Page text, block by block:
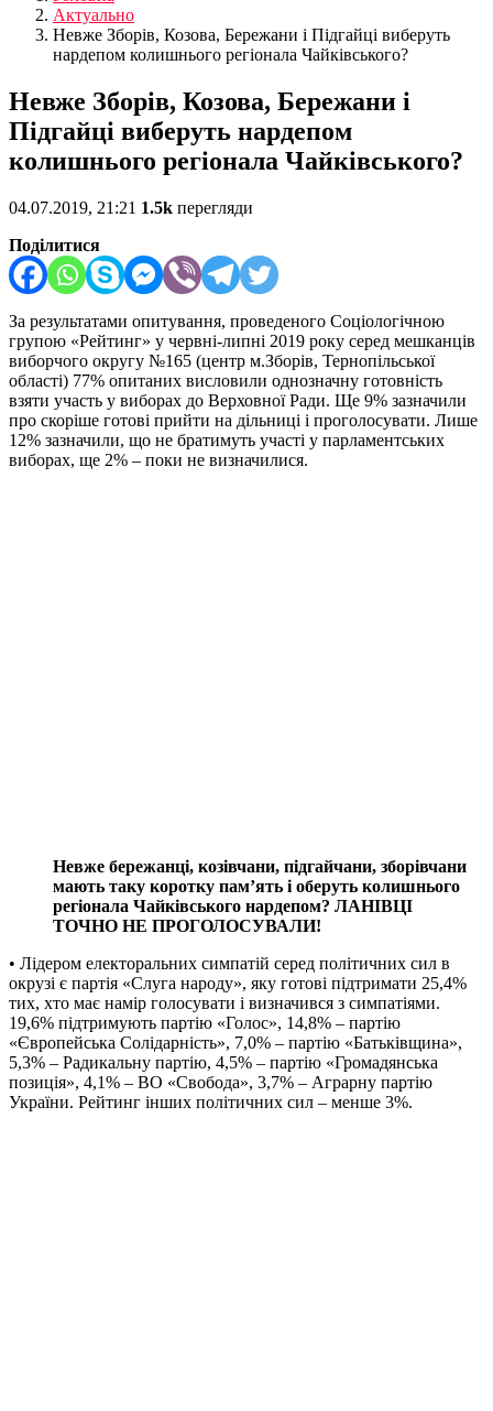
Актуально
Невже Зборів, Козова, Бережани і Підгайці виберуть
нардепом колишнього регіонала Чайківського?
Невже Зборів, Козова, Бережани і
Підгайці виберуть нардепом
колишнього регіонала Чайківського?
04.07.2019, 21:21 1.5k перегляди
Поділитися
За результатами опитування, проведеного Соціологічною
групою «Рейтинг» у червні-липні 2019 року серед мешканців
виборчого округу №165 (центр м.Зборів, Тернопільської
області) 77% опитаних висловили однозначну готовність
взяти участь у виборах до Верховної Ради. Ще 9% зазначили
про скоріше готові прийти на дільниці і проголосувати. Лише
12% зазначили, що не братимуть участі у парламентських
виборах, ще 2% – поки не визначилися.
Невже бережанці, козівчани, підгайчани, зборівчани
мають таку коротку пам’ять і оберуть колишнього
регіонала Чайківського нардепом? ЛАНІВЦІ
ТОЧНО НЕ ПРОГОЛОСУВАЛИ!
• Лідером електоральних симпатій серед політичних сил в
окрузі є партія «Слуга народу», яку готові підтримати 25,4%
тих, хто має намір голосувати і визначився з симпатіями.
19,6% підтримують партію «Голос», 14,8% – партію
«Європейська Солідарність», 7,0% – партію «Батьківщина»,
5,3% – Радикальну партію, 4,5% – партію «Громадянська
позиція», 4,1% – ВО «Свобода», 3,7% – Аграрну партію
України. Рейтинг інших політичних сил – менше 3%.